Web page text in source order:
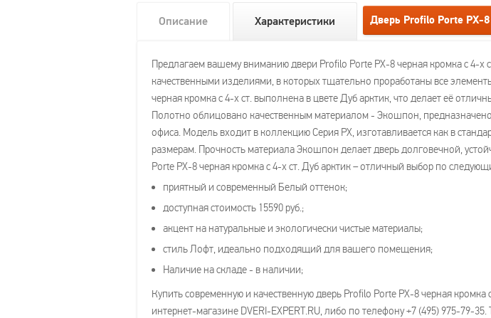
Описание Характеристики Дверь Profilo Porte PX-
Предлагаем вашему вниманию двери Profilo Porte PX-8 черная кромка с 4-х
качественными изделиями, в которых тщательно проработаны все
черная кромка с 4-х ст. выполнена в цвете Дуб арктик, что делает её
Полотно облицовано качественным материалом - Экошпон,
офиса. Модель входит в коллекцию Серия PX, изготавливается как в
размерам. Прочность материала Экошпон делает дверь долговечной,
Porte PX-8 черная кромка с 4-х ст. Дуб арктик – отличный выбор по
приятный и современный Белый оттенок;
доступная стоимость 15590 руб.;
акцент на натуральные и экологически чистые материалы;
стиль Лофт, идеально подходящий для вашего помещения;
Наличие на складе - в наличии;
Купить современную и качественную дверь Profilo Porte PX-8 черная
интернет-магазине DVERI-EXPERT.RU, либо по телефону +7 (495) 975-79-